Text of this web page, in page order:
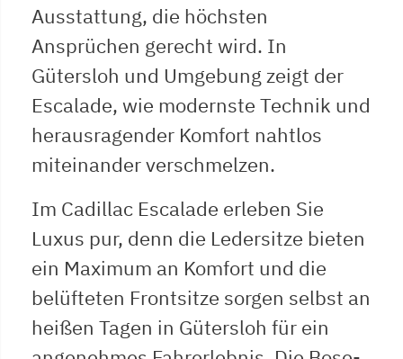
Ausstattung, die höchsten
Ansprüchen gerecht wird. In
Gütersloh und Umgebung zeigt der
Escalade, wie modernste Technik und
herausragender Komfort nahtlos
miteinander verschmelzen.
Im Cadillac Escalade erleben Sie
Luxus pur, denn die Ledersitze bieten
ein Maximum an Komfort und die
belüfteten Frontsitze sorgen selbst an
heißen Tagen in Gütersloh für ein